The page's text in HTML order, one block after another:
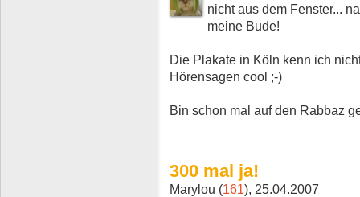
nicht aus dem Fenster...
meine Bude!
Die Plakate in Köln kenn ich
Hörensagen cool ;-)
Bin schon mal auf den Rabbaz
300 mal ja!
Marylou (161), 25.04.2007